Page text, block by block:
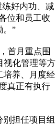
好内功、减
位和员工收
。”
首月重点围
视化管理等方
培养、月度经
真正有执行
担任项目组